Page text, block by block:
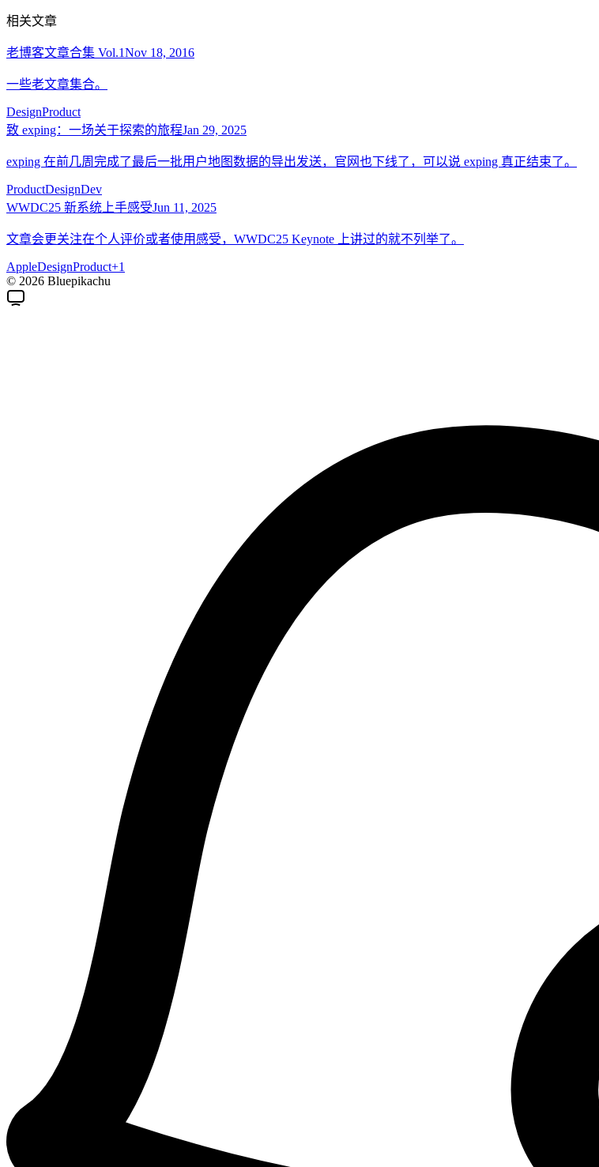
相关文章
老博客文章合集 Vol.1Nov 18, 2016
一些老文章集合。
DesignProduct
致 exping：一场关于探索的旅程Jan 29, 2025
exping 在前几周完成了最后一批用户地图数据的导出发送，官网也下线了，可以说 exping 真正结束了。
ProductDesignDev
WWDC25 新系统上手感受Jun 11, 2025
文章会更关注在个人评价或者使用感受，WWDC25 Keynote 上讲过的就不列举了。
AppleDesignProduct+1
© 2026 Bluepikachu